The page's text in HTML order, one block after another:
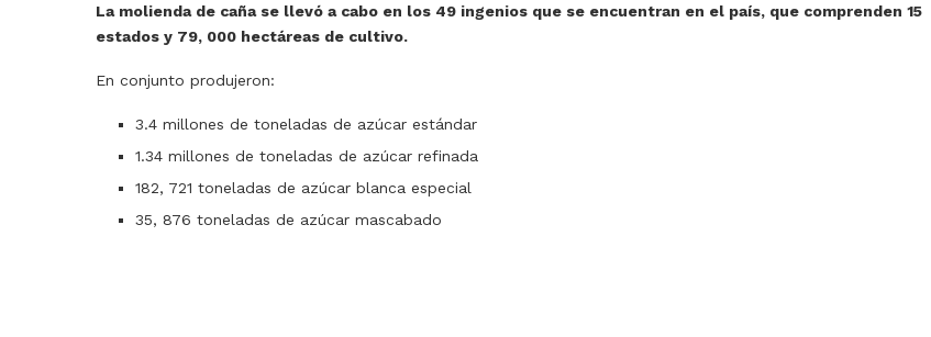
La molienda de caña se llevó a cabo en los 49 ingenios que se encuentran en el país, que comprenden 15
estados y 79, 000 hectáreas de cultivo.
En conjunto produjeron:
3.4 millones de toneladas de azúcar estándar
1.34 millones de toneladas de azúcar refinada
182, 721 toneladas de azúcar blanca especial
35, 876 toneladas de azúcar mascabado